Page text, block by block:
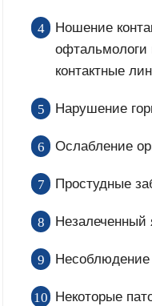
Ношение
офтальмологи
контактные
Нарушение
Ослабление
Простудные
Незалеченный
Несоблюдение
Некоторые